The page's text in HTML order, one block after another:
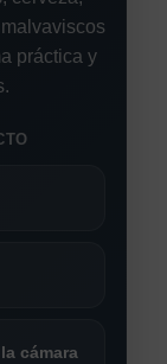
práctica y
cámara